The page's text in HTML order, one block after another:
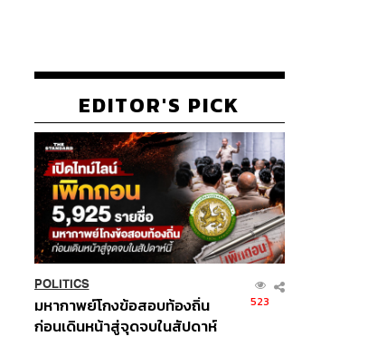
EDITOR'S PICK
POLITICS
มหากาพย์โกงข้อสอบท้องถิ่น
ก่อนเดินหน้าสู่จุดจบในสัปดาห์
523